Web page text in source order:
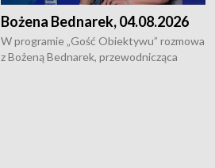
Bożena Bednarek, 04.08.2026
W programie „Gość Obiektywu” rozmowa
z Bożeną Bednarek, przewodnicząca